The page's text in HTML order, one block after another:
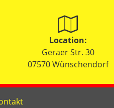
Location:
Geraer Str. 30
07570 Wünschendorf